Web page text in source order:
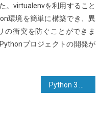
。virtualenvを利用すること
環境を簡単に構築でき、異
の衝突を防ぐことができま
プロジェクトの開発が